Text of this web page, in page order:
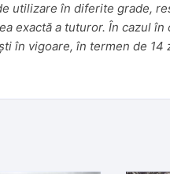
utilizare în diferite grade,
exactă a tuturor. În cazul în
în vigoare, în termen de 14